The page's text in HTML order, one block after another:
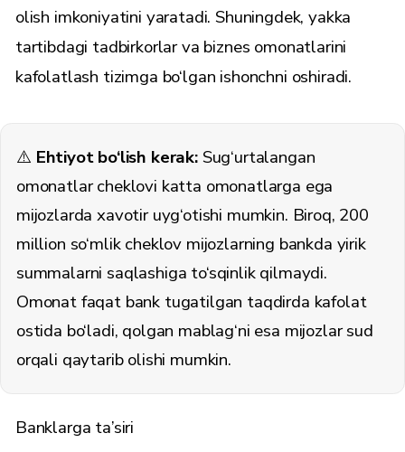
olish imkoniyatini yaratadi. Shuningdek, yakka
tartibdagi tadbirkorlar va biznes omonatlarini
kafolatlash tizimga bo‘lgan ishonchni oshiradi.
⚠️ Ehtiyot bo‘lish kerak:Sug‘urtalangan
omonatlar cheklovi katta omonatlarga ega
mijozlarda xavotir uyg‘otishi mumkin. Biroq, 200
million so‘mlik cheklov mijozlarning bankda yirik
summalarni saqlashiga to‘sqinlik qilmaydi.
Omonat faqat bank tugatilgan taqdirda kafolat
ostida bo‘ladi, qolgan mablag‘ni esa mijozlar sud
orqali qaytarib olishi mumkin.
Banklarga ta’siri